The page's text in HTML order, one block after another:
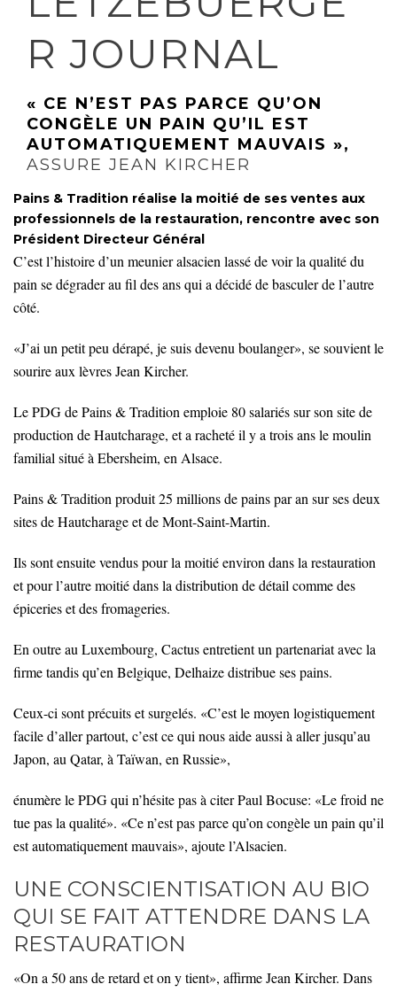
« CE N’EST PAS PARCE QU’ON
CONGÈLE UN PAIN QU’IL EST
AUTOMATIQUEMENT MAUVAIS »,
ASSURE JEAN KIRCHER
Pains & Tradition réalise la moitié de ses ventes aux
professionnels de la restauration, rencontre avec son
Président Directeur Général
C’est l’histoire d’un meunier alsacien lassé de voir la qualité du
pain se dégrader au fil des ans qui a décidé de basculer de l’autre
côté.
«J’ai un petit peu dérapé, je suis devenu boulanger», se souvient le
sourire aux lèvres Jean Kircher.
Le PDG de Pains & Tradition emploie 80 salariés sur son site de
production de Hautcharage, et a racheté il y a trois ans le moulin
familial situé à Ebersheim, en Alsace.
Pains & Tradition produit 25 millions de pains par an sur ses deux
sites de Hautcharage et de Mont-Saint-Martin.
Ils sont ensuite vendus pour la moitié environ dans la restauration
et pour l’autre moitié dans la distribution de détail comme des
épiceries et des fromageries.
En outre au Luxembourg, Cactus entretient un partenariat avec la
firme tandis qu’en Belgique, Delhaize distribue ses pains.
Ceux-ci sont précuits et surgelés. «C’est le moyen logistiquement
facile d’aller partout, c’est ce qui nous aide aussi à aller jusqu’au
Japon, au Qatar, à Taïwan, en Russie»,
énumère le PDG qui n’hésite pas à citer Paul Bocuse: «Le froid ne
tue pas la qualité». «Ce n’est pas parce qu’on congèle un pain qu’il
est automatiquement mauvais», ajoute l’Alsacien.
UNE CONSCIENTISATION AU BIO
QUI SE FAIT ATTENDRE DANS LA
RESTAURATION
«On a 50 ans de retard et on y tient», affirme Jean Kircher. Dans